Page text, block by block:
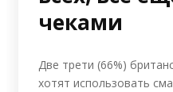
чеками
Две трети (66%)
хотят использовать